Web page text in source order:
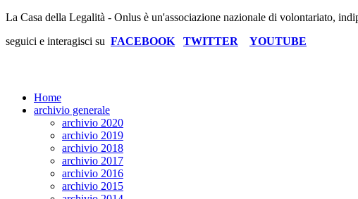
La Casa della Legalità - Onlus è un'associazione nazionale di volontariato,
seguici e interagisci su FACEBOOK TWITTER YOUTUBE
Home
archivio generale
archivio 2020
archivio 2019
archivio 2018
archivio 2017
archivio 2016
archivio 2015